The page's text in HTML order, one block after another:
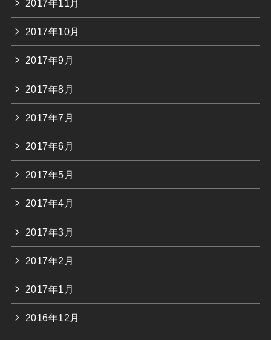
2017年11月
2017年10月
2017年9月
2017年8月
2017年7月
2017年6月
2017年5月
2017年4月
2017年3月
2017年2月
2017年1月
2016年12月